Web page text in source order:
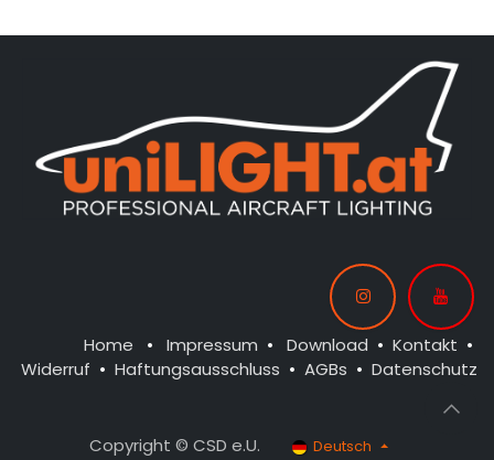
Home • Impressum • Download • Kontakt •
Widerruf • Haftungsausschluss • AGBs • Datenschutz
Copyright © CSD e.U. Deutsch